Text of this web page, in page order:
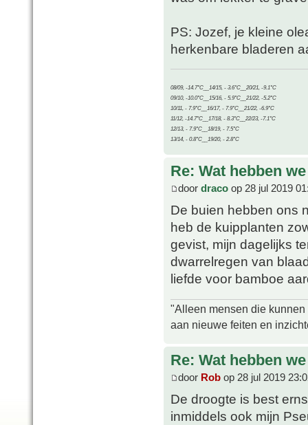
PS: Jozef, je kleine
herkenbare bladeren
08/09, -14.7°C__14/15, - 3.6°C__20/21, -9.1°C
09/10, -10.0°C__15/16, - 5.9°C__21/22, -5.2°C
10/11, - 7.9°C__16/17, - 7.9°C__21/22, -6.9°C
11/12, -14.7°C__17/18, - 8.3°C__22/23, -7.1°C
12/13, - 7.9°C__18/19, - 7.5°C
13/14, - 0.8°C__19/20, - 2.8°C
Re: Wat hebben
door draco op 28 jul 2019
De buien hebben ons
heb de kuipplanten
gevist, mijn dagelijks
dwarrelregen van
liefde voor bamboe
"Alleen mensen die
aan nieuwe feiten en
Re: Wat hebben
door Rob op 28 jul 2019
De droogte is best
inmiddels ook mijn